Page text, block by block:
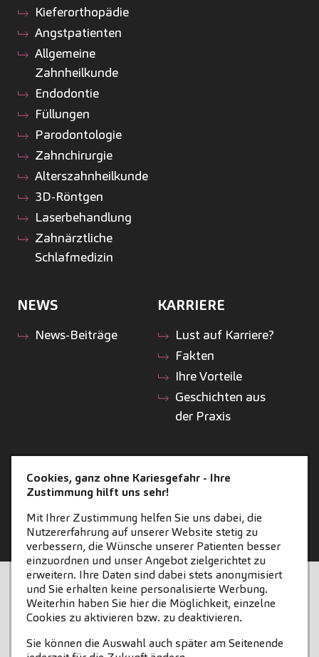
Kiefer­orthopädie
Angstpatienten
Allgemeine
Zahnheilkunde
Endodontie
Füllungen
Parodontologie
Zahnchirurgie
Alterszahnheilkunde
3D-Röntgen
Laserbehandlung
Zahnärztliche
Schlafmedizin
NEWS
News-Beiträge
KARRIERE
Lust auf Karriere?
Fakten
Ihre Vorteile
Geschichten aus
der Praxis
zahneins.com
STARTSEITE
KONTAKT
COOKIE-EINSTELLUNGEN
IMPRESSUM
DATENSCHUTZ
Cookies, ganz ohne Kariesgefahr - Ihre
Zustimmung hilft uns sehr!
Mit Ihrer Zustimmung helfen Sie uns dabei, die
Nutzererfahrung auf unserer Website stetig zu
verbessern, die Wünsche unserer Patienten besser
einzuordnen und unser Angebot zielgerichtet zu
erweitern. Ihre Daten sind dabei stets anonymisiert
und Sie erhalten keine personalisierte Werbung.
Weiterhin haben Sie hier die Möglichkeit, einzelne
Cookies zu aktivieren bzw. zu deaktivieren.
Sie können die Auswahl auch später am Seitenende